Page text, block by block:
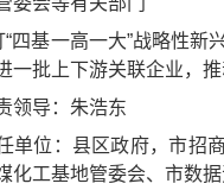
四基一高一大”战略性新
一批上下游关联企业，推
领导：朱浩东
单位：县区政府，市招
化工基地管委会、市数